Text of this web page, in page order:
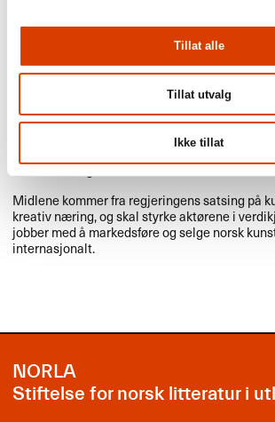
Tillat alle
Tillat utvalg
Ikke tillat
1. september
Søknadsfrist: Utvidete
prøveoversettelser av norsk
Norske agenter og forlag kan søkeNORLAom
utvidete prøveoversettelser av norsk litteratur
Tilskuddet skal gå til bøker med et særlig
utenlandssalg.
Midlene kommer fra regjeringens satsing på
kreativ næring, og skal styrke aktørene i
jobber med å markedsføre og selge norsk
internasjonalt.
NORLA
Stiftelse for norsk litteratur i